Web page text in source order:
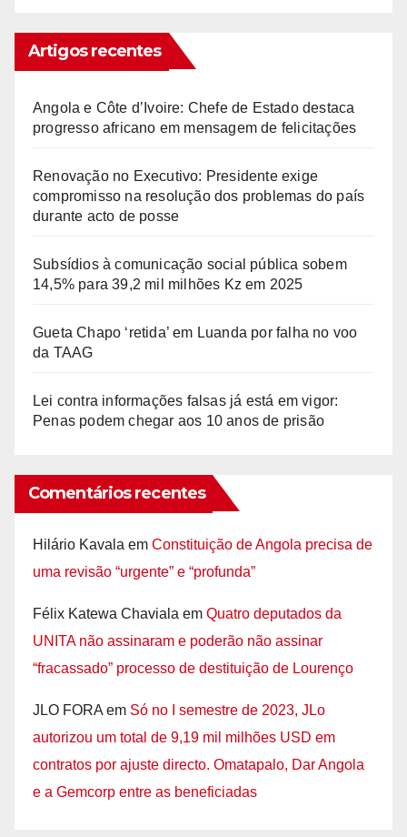
Artigos recentes
Angola e Côte d’Ivoire: Chefe de Estado destaca
progresso africano em mensagem de felicitações
Renovação no Executivo: Presidente exige
compromisso na resolução dos problemas do país
durante acto de posse
Subsídios à comunicação social pública sobem
14,5% para 39,2 mil milhões Kz em 2025
Gueta Chapo ‘retida’ em Luanda por falha no voo
da TAAG
Lei contra informações falsas já está em vigor:
Penas podem chegar aos 10 anos de prisão
Comentários recentes
Hilário Kavala em Constituição de Angola precisa de
uma revisão “urgente” e “profunda”
Félix Katewa Chaviala em Quatro deputados da
UNITA não assinaram e poderão não assinar
“fracassado” processo de destituição de Lourenço
JLO FORA em Só no I semestre de 2023, JLo
autorizou um total de 9,19 mil milhões USD em
contratos por ajuste directo. Omatapalo, Dar Angola
e a Gemcorp entre as beneficiadas